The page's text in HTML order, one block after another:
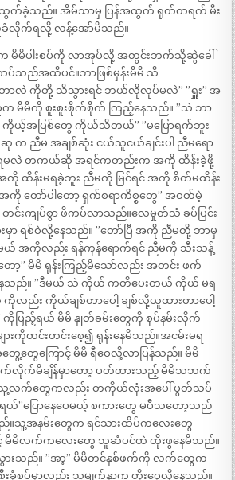
ခဲ့သည်။ အိမ်သာမှ ပြန်အထွက် ရုတ်တရက် မီး
ယူခံလိုက်ရလို့ လန့်အော်မိသည်။
မိပါးစပ်ကို လာအုပ်လို့ အတွင်းဘက်သို့ဆွဲခေါ်
ကပ်သည်အထိပင်။ဘာဖြစ်မှန်းမိမိ သိ
လဲ ကိုတို့ သိသွားရင် ဘယ်လိုလုပ်မလဲ” ”ရှူး” အ
က မိမိကို စူးစူးစိုက်စိုက် ကြည့်နေသည်။ ”သဲ ဘာ
ကိုယ့်အပြစ်တွေ ကိုယ်သိတယ်” ”မပြောရက်ဘူး
ညီမ အချစ်ဆုံး ငယ်သူငယ်ချင်းပါ ညီမရော
မလဲ တကယ်ဆို အရင်ကတည်းက အကို ထိန်းခဲ့ဖို့
ကို ထိန်းမရခဲ့ဘူး ညီမကို မြင်ရင် အကို စိတ်မထိန်း
တော်ပါတော့ ရှက်စရာကိစ္စတွေ” အဝတ်မဲ့
တင်းကျပ်စွာ ဖိကပ်လာသည်။လေမှုတ်သံ ခပ်ပြင်း
ားမှာ ရစ်ဝဲလို့နေသည်။ ”တော်ပြီ အကို ညီမတို့ ဘာမှ
မယ် အကိုလည်း ရန်ကုန်ရောက်ရင် ညီမကို သီးသန့်
တော့” မိမိ ရုန်းကြည့်မိသော်လည်း အတင်း ဖက်
နေသည်။ ”ဒီမယ် သဲ ကိုယ် ကတိပေးတယ် ကိုယ် မရ
လည်း ကိုယ်ချစ်တာပေါ့ ချစ်လို့ယူထားတာပေါ့
ကိုပြည့်ရယ် မိမိ နှုတ်ခမ်းတွေကို စုပ်နမ်းလိုက်
းကိုတင်းတင်းစေ့၍ ရုန်းနေမိသည်။အငမ်းမရ
ေ့တွေကြောင့် မိမိ ရီဝေလို့လာပြန်သည်။ မိမိ
က်လိုက်မိချိန်မှာတော့ ပတ်ထားသည့် မိမိသဘက်
လက်တွေကလည်း တကိုယ်လုံးအပေါ် ပွတ်သပ်
”ပြောနေပေမယ့် စကားတွေ မပီသတော့သည်
သူ့အနမ်းတွေက ရင်သားထိပ်ကလေးတွေ
းနှင့် မိမိလက်ကလေးတွေ သူဆံပင်ထဲ ထိုးဖွနေမိသည်။
သွားသည်။ ”အာ့” မိမိတင်နှစ်ဖက်ကို လက်တွေက
ခုံစပ်မှာလည်း သူ့မျက်နှာက တိုးဝှေ့လို့နေသည်။